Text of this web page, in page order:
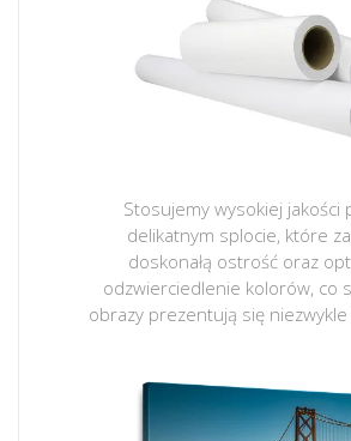
Stosujemy wysokiej jakości
delikatnym splocie, które
doskonałą ostrość oraz
odzwierciedlenie kolorów, co
obrazy prezentują się